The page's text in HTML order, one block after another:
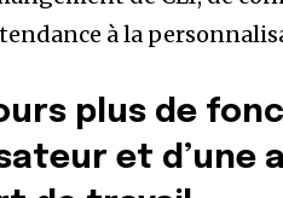
à la
plus de
et d’une